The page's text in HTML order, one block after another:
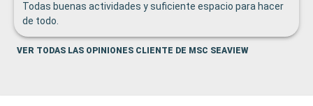
Todas buenas actividades y suficiente espacio para hacer
de todo.
VER TODAS LAS OPINIONES CLIENTE DE MSC SEAVIEW